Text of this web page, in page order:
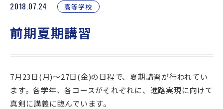
2018.07.24 高等学校
前期夏期講習
7月23日(月)～27日(金)の日程で、夏期講習が行われてい
ます。各学年、各コースがそれぞれに、進路実現に向けて
真剣に講義に臨んでいます。